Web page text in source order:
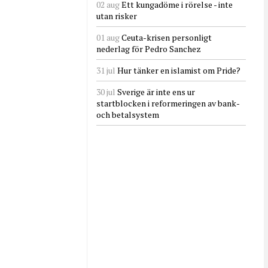
02 augEtt kungadöme i rörelse - inte
utan risker
01 augCeuta-krisen personligt
nederlag för Pedro Sanchez
31 jul Hur tänker en islamist om Pride?
30 jul Sverige är inte ens ur
startblocken i reformeringen av bank-
och betalsystem